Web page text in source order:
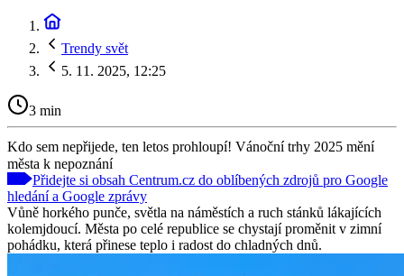
Trendy svět
5. 11. 2025, 12:25
3 min
Kdo sem nepřijede, ten letos prohloupí! Vánoční trhy 2025 mění
města k nepoznání
Přidejte si obsah Centrum.cz do oblíbených zdrojů pro Google
hledání a Google zprávy
Vůně horkého punče, světla na náměstích a ruch stánků lákajících
kolemjdoucí. Města po celé republice se chystají proměnit v zimní
pohádku, která přinese teplo i radost do chladných dnů.